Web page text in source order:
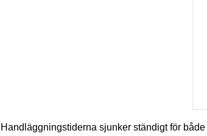
Handläggningstiderna sjunker ständigt för både